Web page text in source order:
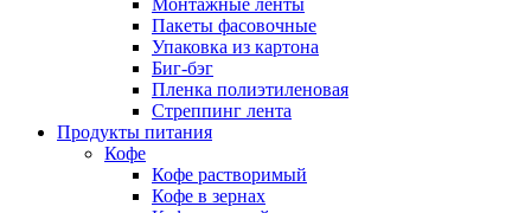
Монтажные ленты
Пакеты фасовочные
Упаковка из картона
Биг-бэг
Пленка полиэтиленовая
Стреппинг лента
Продукты питания
Кофе
Кофе растворимый
Кофе в зернах